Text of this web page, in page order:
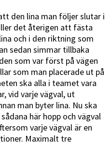
den lina man följer slutar i
det återigen att fästa
och i den riktning som
sedan simmar tillbaka
som var först på vägen
som man placerade ut på
ska alla i teamet vara
vid varje vägval, ut
man byter lina. Nu ska
här hopp och vägval
varje vägval är en
Maximalt tre